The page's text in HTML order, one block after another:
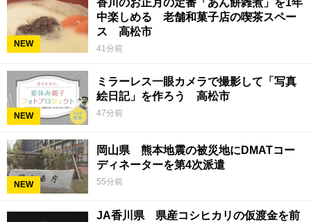
NEW
中楽しめる 老舗和菓子店の喫茶スペー
ス 高松市
41分前
NEW
ミラーレス一眼カメラで撮影して「写真
絵日記」を作ろう 高松市
47分前
NEW
岡山県 熊本地震の被災地にDMATコー
ディネーターを第4次派遣
55分前
JA香川県 県産コシヒカリの仮渡金を前